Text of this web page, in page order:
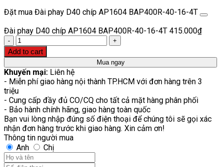
Đặt mua Đài phay D40 chíp AP1604 BAP400R-40-16-4T
Đài phay D40 chíp AP1604 BAP400R-40-16-4T 415.000₫
Quantity
Add to cart
Mua ngay
Khuyến mại: Liên hệ
- Miễn phí giao hàng nội thành TP.HCM với đơn hàng trên 3
triệu
- Cung cấp đầy đủ CO/CQ cho tất cả mặt hàng phân phối
- Bảo hành chính hãng, giao hàng toàn quốc
Bạn vui lòng nhập đúng số điện thoại để chúng tôi sẽ gọi xác
nhận đơn hàng trước khi giao hàng. Xin cảm ơn!
Thông tin người mua
Anh
Chị